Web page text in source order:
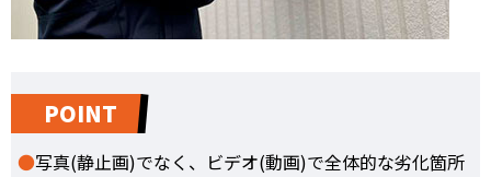
POINT
写真(静止画)でなく、ビデオ(動画)で全体的な劣化箇所